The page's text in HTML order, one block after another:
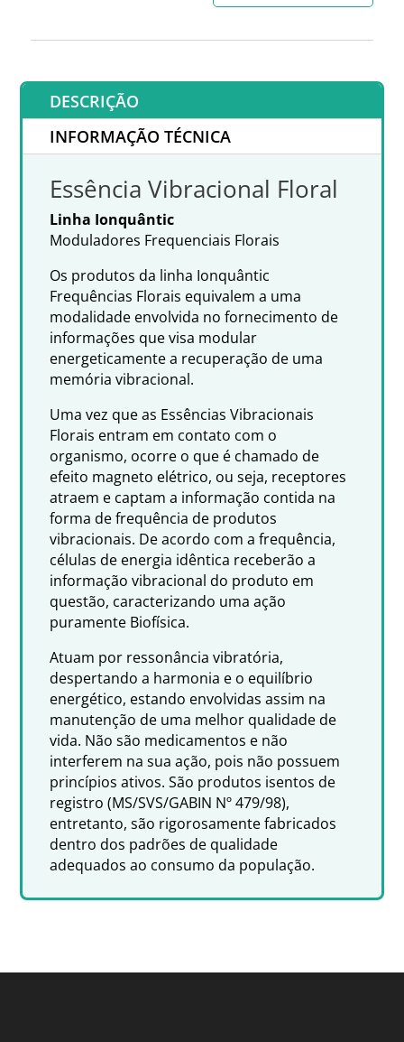
DESCRIÇÃO
INFORMAÇÃO TÉCNICA
Essência Vibracional Floral
Linha Ionquântic
Moduladores Frequenciais Florais
Os produtos da linha Ionquântic
Frequências Florais equivalem a uma
modalidade envolvida no fornecimento de
informações que visa modular
energeticamente a recuperação de uma
memória vibracional.
Uma vez que as Essências Vibracionais
Florais entram em contato com o
organismo, ocorre o que é chamado de
efeito magneto elétrico, ou seja, receptores
atraem e captam a informação contida na
forma de frequência de produtos
vibracionais. De acordo com a frequência,
células de energia idêntica receberão a
informação vibracional do produto em
questão, caracterizando uma ação
puramente Biofísica.
Atuam por ressonância vibratória,
despertando a harmonia e o equilíbrio
energético, estando envolvidas assim na
manutenção de uma melhor qualidade de
vida. Não são medicamentos e não
interferem na sua ação, pois não possuem
princípios ativos. São produtos isentos de
registro (MS/SVS/GABIN Nº 479/98),
entretanto, são rigorosamente fabricados
dentro dos padrões de qualidade
adequados ao consumo da população.